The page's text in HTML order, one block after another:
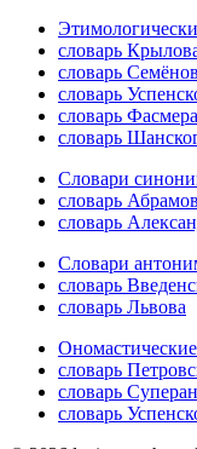
словарь
словарь
словарь
словарь Фасмера
словарь
Словари
словарь
словарь
Словари
словарь
словарь Львова
словарь
словарь
словарь